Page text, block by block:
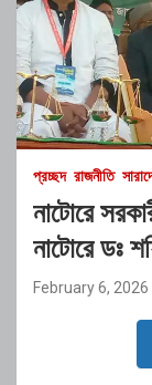
প্রচ্ছদ রাজনীতি
নাটোরে
নাটোরে ডঃ
February 6, 2026